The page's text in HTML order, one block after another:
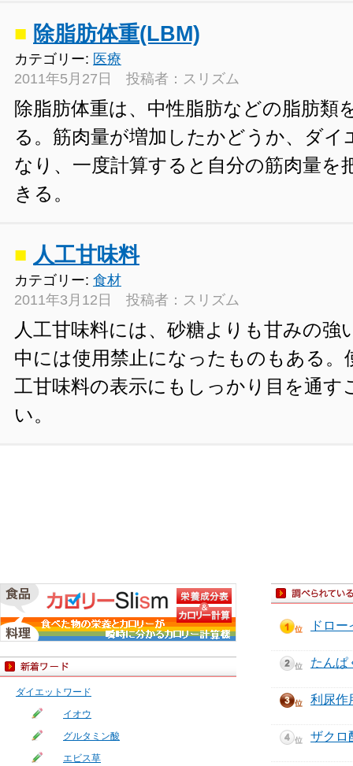
■ 除脂肪体重(LBM)
カテゴリー: 医療
2011年5月27日 投稿者：スリズム
除脂肪体重は、中性脂肪などの脂肪類
る。筋肉量が増加したかどうか、ダイ
なり、一度計算すると自分の筋肉量を
きる。
■ 人工甘味料
カテゴリー: 食材
2011年3月12日 投稿者：スリズム
人工甘味料には、砂糖よりも甘みの強
中には使用禁止になったものもある。
工甘味料の表示にもしっかり目を通す
い。
ダイエットワード
イオウ
グルタミン酸
エビス草
ドロー
たんぱ
利尿作
ザクロ